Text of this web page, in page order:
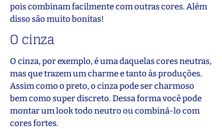
pois combinam facilmente com outras cores. Além
disso são muito bonitas!
O cinza
O cinza, por exemplo, é uma daquelas cores neutras,
mas que trazem um charme e tanto às produções.
Assim como o preto, o cinza pode ser charmoso
bem como super discreto. Dessa forma você pode
montar um look todo neutro ou combiná-lo com
cores fortes.